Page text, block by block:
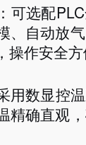
：可选配
、自动放
操作安全
用数显控
精确直观